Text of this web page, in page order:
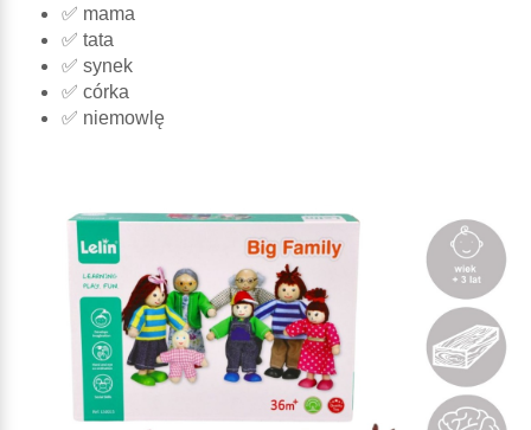
✅ mama
✅ tata
✅ synek
✅ córka
✅ niemowlę